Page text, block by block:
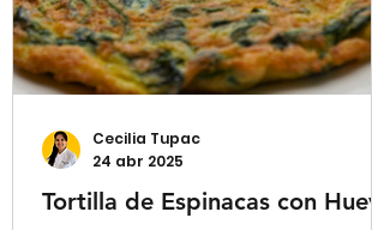
Tortilla de Espinacas con Huevo
Cecilia Tupac
24 abr 2025